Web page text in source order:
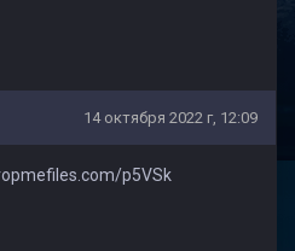
14 октября 2022 г, 12:09
p5VSk